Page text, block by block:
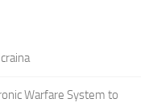
Warfare System to